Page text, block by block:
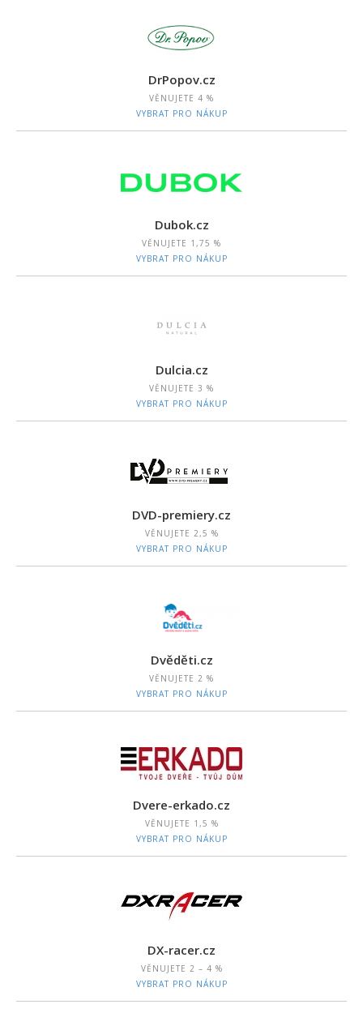
DrPopov.cz
VĚNUJETE 4 %
VYBRAT PRO NÁKUP
Dubok.cz
VĚNUJETE 1,75 %
VYBRAT PRO NÁKUP
Dulcia.cz
VĚNUJETE 3 %
VYBRAT PRO NÁKUP
DVD-premiery.cz
VĚNUJETE 2,5 %
VYBRAT PRO NÁKUP
Dvěděti.cz
VĚNUJETE 2 %
VYBRAT PRO NÁKUP
Dvere-erkado.cz
VĚNUJETE 1,5 %
VYBRAT PRO NÁKUP
DX-racer.cz
VĚNUJETE 2 – 4 %
VYBRAT PRO NÁKUP